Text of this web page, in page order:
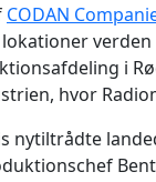
CODAN
i
hvor
nytiltrådte